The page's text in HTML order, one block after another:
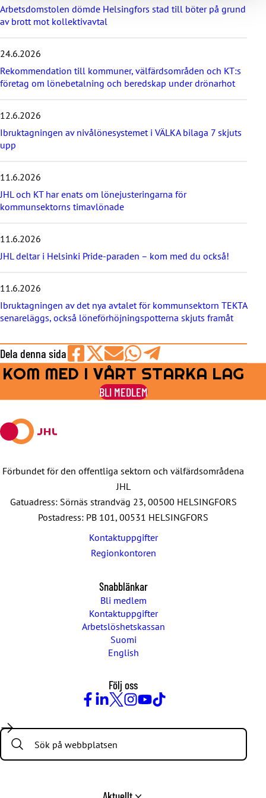
a
ö
v
r
d
e
n
a
s
e
n
y
h
e
t
e
n
a
Arbetsdomstolen dömde Helsingfors stad till böter på grund
av brott mot kollektivavtal
24.6.2026
Rekommendation till kommuner, välfärdsområden och KT:s
företag om lönebetalning och beredskap under drönarhot
12.6.2026
Ibruktagningen av nivålönesystemet i VÄLKA bilaga 7 skjuts
upp
11.6.2026
JHL och KT har enats om lönejusteringarna för
kommunsektorns timavlönade
11.6.2026
JHL deltar i Helsinki Pride-paraden – kom med du också!
11.6.2026
Ibruktagningen av det nya avtalet för kommunsektorn TEKTA
senareläggs, också löneförhöjningspotterna skjuts framåt
Dela denna sida
Share
on
Facebook
Share
on
Share
by
E-
Share
on
WhatsApp
Share
on
Telegram
KOM MED I VÅRT STARKA LAG
BLI MEDLEM
Förbundet för den offentliga sektorn och välfärdsområdena
JHL
Gatuadress: Sörnäs strandväg 23, 00500 HELSINGFORS
Postadress: PB 101, 00531 HELSINGFORS
Kontaktuppgifter
Regionkontoren
Snabblänkar
Bli medlem
Kontaktuppgifter
Arbetslöshetskassan
Suomi
English
Följ oss
Search: